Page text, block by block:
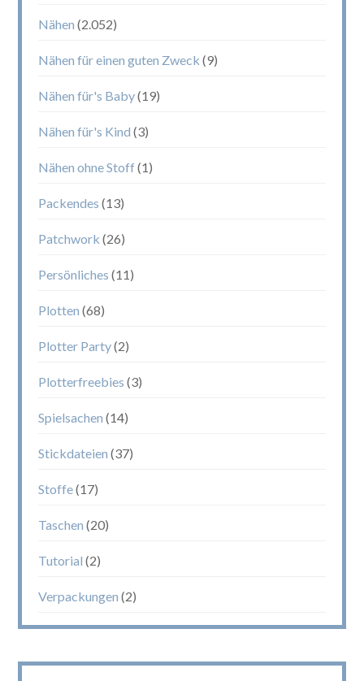
Nähen (2.052)
Nähen für einen guten Zweck (9)
Nähen für's Baby(19)
Nähen für's Kind (3)
Nähen ohne Stoff (1)
Packendes (13)
Patchwork (26)
Persönliches (11)
Plotten (68)
Plotter Party(2)
Plotterfreebies (3)
Spielsachen (14)
Stickdateien (37)
Stoffe(17)
Taschen (20)
Tutorial (2)
Verpackungen (2)